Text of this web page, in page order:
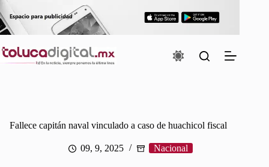
Saltar
al
contenido
Fallece capitán naval vinculado a caso de huachicol fiscal
09, 9, 2025 Nacional